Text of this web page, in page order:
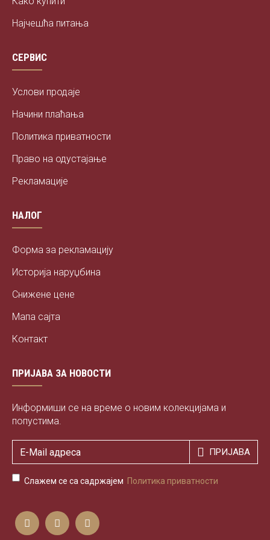
Најчешћа питања
СЕРВИС
Услови продаје
Начини плаћања
Политика приватности
Право на одустајање
Рекламације
НАЛОГ
Форма за рекламацију
Историја наруџбина
Снижене цене
Мапа сајта
Контакт
ПРИЈАВА ЗА НОВОСТИ
Информиши се на време о новим колекцијама и
попустима.
ПРИЈАВА
Слажем се са садржајем Политика приватности